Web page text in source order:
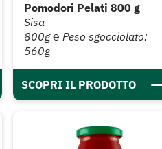
Pomodori Pelati 800 g
Sisa
800g ℮ Peso sgocciolato:
560g
SCOPRI IL PRODOTTO